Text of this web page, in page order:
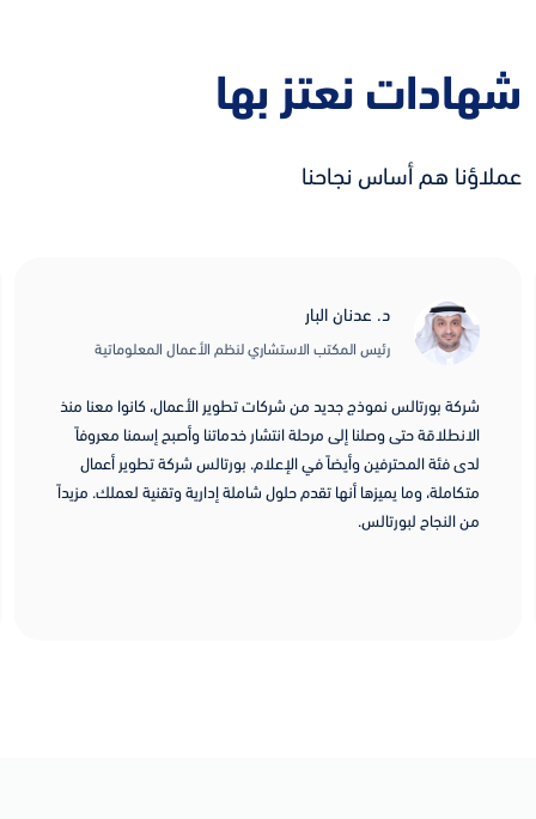
شهادات نعتز بها
عملاؤنا هم أساس نجاحنا
د. عدنان البار
رئيس المكتب الاستشاري لنظم الأعمال المعلوماتية
شركة بورتالس نموذج جديد من شركات تطوير الأعمال، كانوا معنا منذ
الانطلاقة حتى وصلنا إلى مرحلة انتشار خدماتنا وأصبح إسمنا معروفاً
لدى فئة المحترفين وأيضاً في الإعلام. بورتالس شركة تطوير أعمال
متكاملة، وما يميزها أنها تقدم حلول شاملة إدارية وتقنية لعملك. مزيداً
من النجاح لبورتالس.